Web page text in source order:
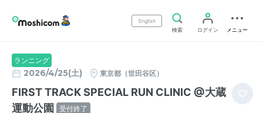
English
検索
ログイン メニュー
ランニング
2026/4/25(土) 東京都（世田谷区）
FIRST TRACK SPECIAL RUN CLINIC @大蔵
運動公園
受付終了